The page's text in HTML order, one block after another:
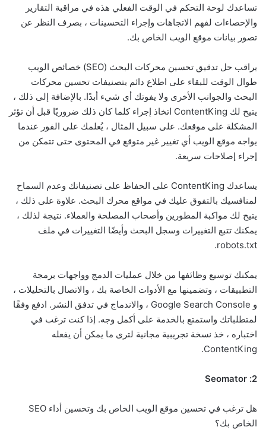
تساعدك لوحة التحكم في الوقت الفعلي هذه في مراقبة التقارير
والإحصاءات لفهم الاتجاهات وإجراء التحسينات ، بصرف النظر عن
تصور بيانات موقع الويب الخاص بك.
يراقب حل تدقيق تحسين محركات البحث (SEO) خصائص الويب
طوال الوقت للبقاء على اطلاع دائم بتصنيفات تحسين محركات
البحث والجوانب الأخرى ولا يفوتك أي شيء أبدًا. بالإضافة إلى ذلك ،
يتيح لك ContentKing اتخاذ إجراء كلما كان ذلك ضروريًا قبل أن تؤثر
المشكلة على موقعك. على سبيل المثال ، يُعلمك على الفور عندما
يواجه موقع الويب أي تغيير غير متوقع في المحتوى حتى تتمكن من
إجراء إصلاحات سريعة.
يساعدك ContentKing على الحفاظ على تصنيفاتك وعدم السماح
لمنافسيك بالتفوق عليك في مواقع محرك البحث. علاوة على ذلك ،
يتيح لك مواكبة المطورين وأصحاب المصلحة والعملاء. نتيجة لذلك ،
يمكنك تتبع التغييرات وسجل البحث وأيضًا التغييرات في ملف
robots.txt.
يمكنك توسيع وظائفها من خلال عمليات الدمج وواجهات برمجة
التطبيقات ، وتضمينها مع الأدوات الخاصة بك ، والاتصال بالتحليلات ،
و Google Search Console ، والاندماج في تدفق النشر. ادفع وفقًا
لمتطلباتك واستمتع بالخدمة على أكمل وجه. إذا كنت ترغب في
اختباره ، خذ نسخة تجريبية مجانية لترى ما يمكن أن يفعله
ContentKing.
2: Seomator
هل ترغب في تحسين موقع الويب الخاص بك وتحسين أداء SEO
الخاص بك؟